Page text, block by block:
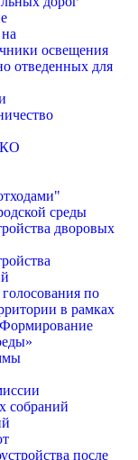
освещения
отведенных для
среды
дворовых
по
в рамках
собраний
после